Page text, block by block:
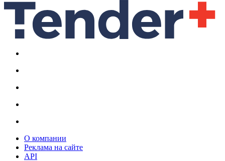
О компании
Реклама на сайте
API